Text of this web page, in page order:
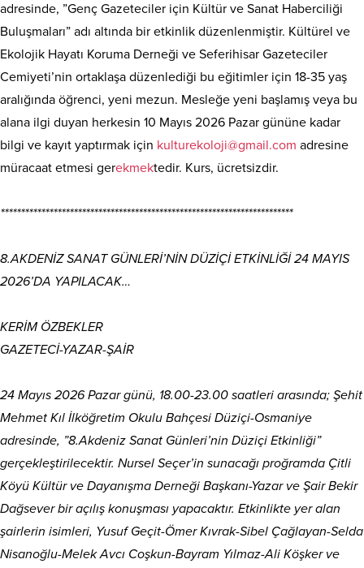
adresinde, ”Genç Gazeteciler için Kültür ve Sanat Haberciliği
Buluşmaları” adı altında bir etkinlik düzenlenmiştir. Kültürel ve
Ekolojik Hayatı Koruma Derneği ve Seferihisar Gazeteciler
Cemiyeti’nin ortaklaşa düzenlediği bu eğitimler için 18-35 yaş
aralığında öğrenci, yeni mezun. Mesleğe yeni başlamış veya bu
alana ilgi duyan herkesin 10 Mayıs 2026 Pazar gününe kadar
bilgi ve kayıt yaptırmak için kulturekoloji@gmail.com adresine
müracaat etmesi gerekmektedir. Kurs, ücretsizdir.
************************************************************************
8.AKDENİZ SANAT GÜNLERİ’NİN DÜZİÇİ ETKİNLİĞİ 24 MAYIS
2026’DA YAPILACAK…
KERİM ÖZBEKLER
GAZETECİ-YAZAR-ŞAİR
24 Mayıs 2026 Pazar günü, 18.00-23.00 saatleri arasında; Şehit
Mehmet Kıl İlköğretim Okulu Bahçesi Düziçi-Osmaniye
adresinde, ”8.Akdeniz Sanat Günleri’nin Düziçi Etkinliği”
gerçekleştirilecektir. Nursel Seçer’in sunacağı proğramda Çitli
Köyü Kültür ve Dayanışma Derneği Başkanı-Yazar ve Şair Bekir
Dağsever bir açılış konuşması yapacaktır. Etkinlikte yer alan
şairlerin isimleri, Yusuf Geçit-Ömer Kıvrak-Sibel Çağlayan-Selda
Nisanoğlu-Melek Avcı Coşkun-Bayram Yılmaz-Ali Köşker ve